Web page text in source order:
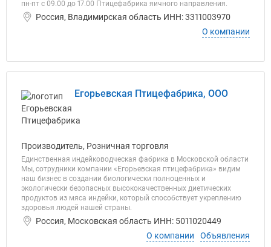
пн-пт с 09.00 до 17.00 Птицефабрика яичного направления.
Россия, Владимирская область ИНН: 3311003970
О компании
Егорьевская Птицефабрика, ООО
Производитель, Розничная торговля
Единственная индейководческая фабрика в Московской области
Мы, сотрудники компании «Егорьевская птицефабрика» видим
наш бизнес в создании биологически полноценных и
экологически безопасных высококачественных диетических
продуктов из мяса индейки, который способствует укреплению
здоровья людей нашей страны.
Россия, Московская область ИНН: 5011020449
О компании
Объявления